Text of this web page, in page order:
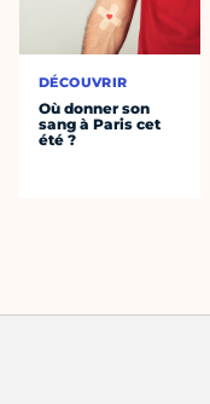
DÉCOUVRIR
Où donner son
sang à Paris cet
été ?